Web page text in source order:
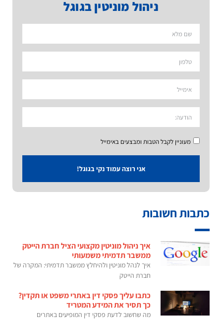
ניהול מוניטין בגוגל
מעוניין לקבל הטבות ומבצעים באימייל
אני רוצה עמוד נקי בגוגל!
כתבות חשובות
איך ניהול מוניטין מקצועי הציל חברת הייטק
ממשבר תדמיתי משמעותי
איך לנהל מוניטין ולהיחלץ ממשבר תדמיתי: המקרה של
חברת הייטק
כתבו עליך פסקי דין באתרי משפט או תקדין?
כך תסיר את המידע המטריד
מה שחשוב לדעת פסקי דין המופיעים באתרים